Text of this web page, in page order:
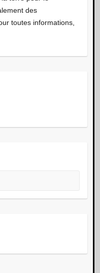
des
toutes informations,